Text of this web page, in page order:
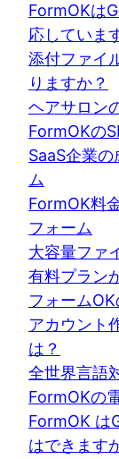
FormOKは
応していま
添付ファイ
りますか？
ヘアサロン
FormOKの
SaaS企業
ム
FormOK料
フォーム
大容量ファ
有料プラン
フォーム
アカウント
は？
全世界言語
FormOKの
FormOK は
はできます